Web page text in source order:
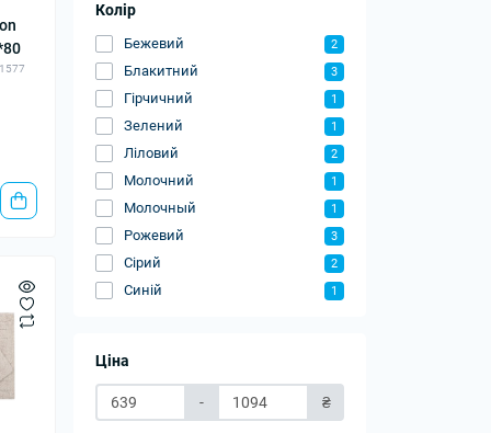
Колір
Бежевий 2
Блакитний 3
Гірчичний 1
Зелений 1
Ліловий 2
Молочний 1
Молочный 1
Рожевий 3
Сірий 2
Синій 1
Ціна
- ₴